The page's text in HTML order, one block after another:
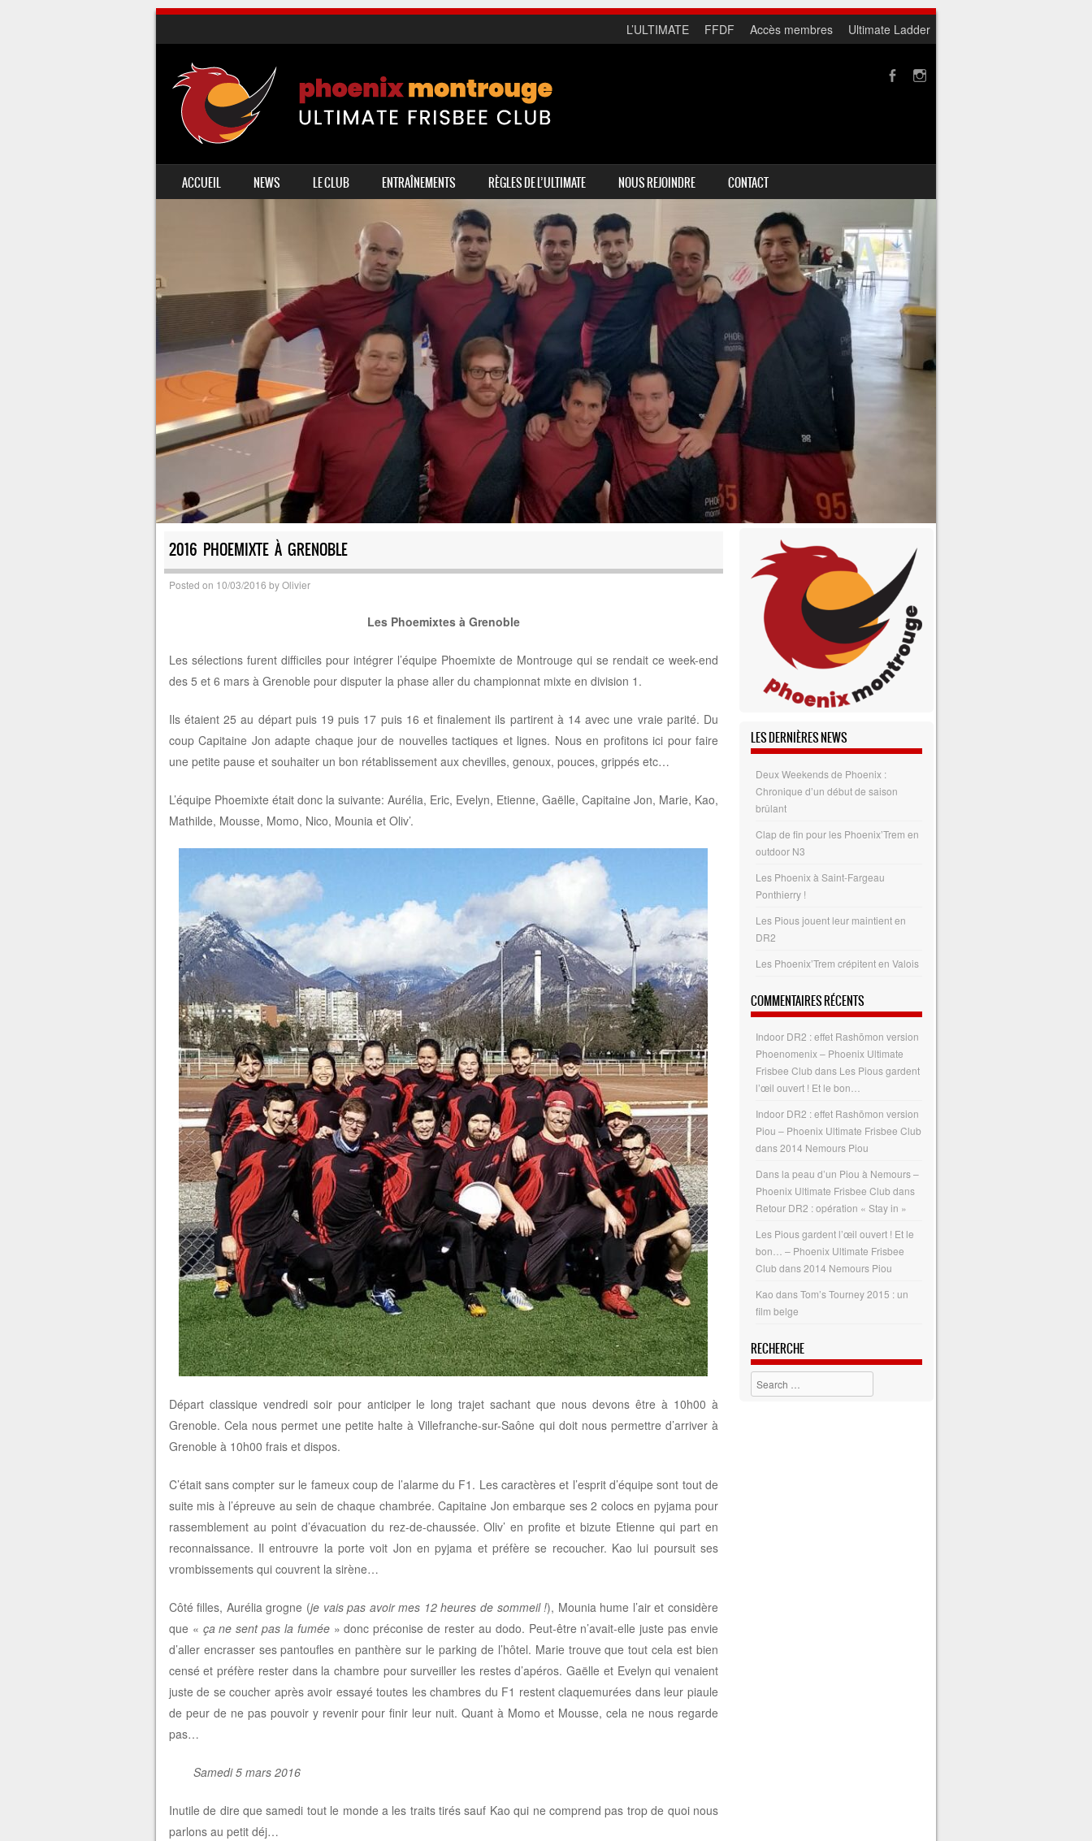
L’ULTIMATE FFDF Accès membres Ultimate Ladder
MENU
SKIP TO CONTENT
ACCUEIL NEWS LE CLUB ENTRAÎNEMENTS RÈGLES DE L’ULTIMATE NOUS REJOINDRE CONTACT
2016 PHOEMIXTE À GRENOBLE
Posted on 10/03/2016 byOlivier
Les Phoemixtes à Grenoble
Les sélections furent difficiles pour intégrer l’équipe Phoemixte de Montrouge qui se rendait ce week-end
des 5 et 6 mars à Grenoble pour disputer la phase aller du championnat mixte en division 1.
Ils étaient 25 au départ puis 19 puis 17 puis 16 et finalement ils partirent à 14 avec une vraie parité. Du
coup Capitaine Jon adapte chaque jour de nouvelles tactiques et lignes. Nous en profitons ici pour faire
une petite pause et souhaiter un bon rétablissement aux chevilles, genoux, pouces, grippés etc…
L’équipe Phoemixte était donc la suivante: Aurélia, Eric, Evelyn, Etienne, Gaëlle, Capitaine Jon, Marie, Kao,
Mathilde, Mousse, Momo, Nico, Mounia et Oliv’.
Départ classique vendredi soir pour anticiper le long trajet sachant que nous devons être à 10h00 à
Grenoble. Cela nous permet une petite halte à Villefranche-sur-Saône qui doit nous permettre d’arriver à
Grenoble à 10h00 frais et dispos.
C’était sans compter sur le fameux coup de l’alarme du F1. Les caractères et l’esprit d’équipe sont tout de
suite mis à l’épreuve au sein de chaque chambrée. Capitaine Jon embarque ses 2 colocs en pyjama pour
rassemblement au point d’évacuation du rez-de-chaussée. Oliv’ en profite et bizute Etienne qui part en
reconnaissance. Il entrouvre la porte voit Jon en pyjama et préfère se recoucher. Kao lui poursuit ses
vrombissements qui couvrent la sirène…
Côté filles, Aurélia grogne (je vais pas avoir mes 12 heures de sommeil !), Mounia hume l’air et considère
que « ça ne sent pas la fumée» donc préconise de rester au dodo. Peut-être n’avait-elle juste pas envie
d’aller encrasser ses pantoufles en panthère sur le parking de l’hôtel. Marie trouve que tout cela est bien
censé et préfère rester dans la chambre pour surveiller les restes d’apéros. Gaëlle et Evelyn qui venaient
juste de se coucher après avoir essayé toutes les chambres du F1 restent claquemurées dans leur piaule
de peur de ne pas pouvoir y revenir pour finir leur nuit. Quant à Momo et Mousse, cela ne nous regarde
pas…
Samedi 5 mars 2016
Inutile de dire que samedi tout le monde a les traits tirés sauf Kao qui ne comprend pas trop de quoi nous
parlons au petit déj…
LES DERNIÈRES NEWS
Deux Weekends de Phoenix :
Chronique d’un début de saison
brûlant
Clap de fin pour les Phoenix’Trem en
outdoor N3
Les Phoenix à Saint-Fargeau
Ponthierry !
Les Pious jouent leur maintient en
DR2
Les Phoenix’Trem crépitent en Valois
COMMENTAIRES RÉCENTS
Indoor DR2 : effet Rashōmon version
Phoenomenix – Phoenix Ultimate
Frisbee Club dans Les Pious gardent
l’œil ouvert ! Et le bon…
Indoor DR2 : effet Rashōmon version
Piou – Phoenix Ultimate Frisbee Club
dans2014 Nemours Piou
Dans la peau d’un Piou à Nemours –
Phoenix Ultimate Frisbee Club dans
Retour DR2 : opération « Stay in »
Les Pious gardent l’œil ouvert ! Et le
bon… – Phoenix Ultimate Frisbee
Club dans2014 Nemours Piou
Kao dansTom’s Tourney 2015 : un
film belge
RECHERCHE
Search